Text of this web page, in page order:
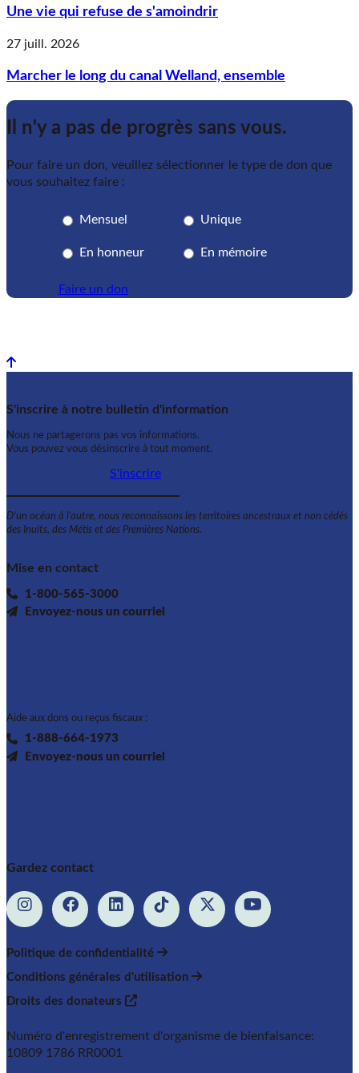
Une vie qui refuse de s'amoindrir
27 juill. 2026
Marcher le long du canal Welland, ensemble
Il n'y a pas de progrès sans vous.
Pour faire un don, veuillez sélectionner le type de don que
vous souhaitez faire :
Mensuel Unique
En honneur En mémoire
Faire un don
Back to top
S'inscrire à notre bulletin d'information
Nous ne partagerons pas vos informations.
Vous pouvez vous désinscrire à tout moment.
S'inscrire
D’un océan à l’autre, nous reconnaissons les territoires ancestraux et non cédés
des Inuits, des Métis et des Premières Nations.
Mise en contact
1-800-565-3000
Envoyez-nous un courriel
Aide aux dons ou reçus fiscaux :
1-888-664-1973
Envoyez-nous un courriel
Gardez contact
Politique de confidentialité
Conditions générales d'utilisation
Droits des donateurs
Numéro d'enregistrement d'organisme de bienfaisance:
10809 1786 RR0001